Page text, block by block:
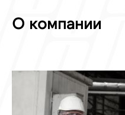
О компании